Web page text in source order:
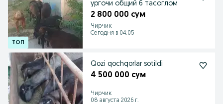
ургочи общий 6 тасоглом
2 800 000 сум
Чирчик
Сегодня в 04:05
Qozi qochqorlar sotildi
4 500 000 сум
Чирчик
08 августа 2026 г.